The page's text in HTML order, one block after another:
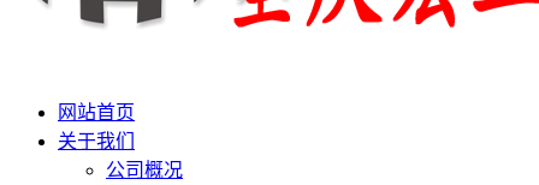
网站首页
关于我们
公司概况